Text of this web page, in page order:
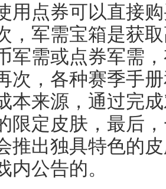
用点券可以直接
，军需宝箱是获
军需或点券军需
次，各种赛季手
本来源，通过完
限定皮肤，最后
推出独具特色的
内公告的。